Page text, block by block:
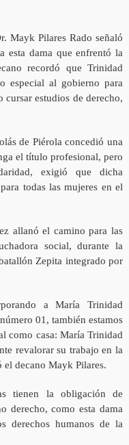
Mayk Pilares Rado señaló
esta dama que enfrentó la
recordó que Trinidad
especial al gobierno para
estudios de derecho,
de Piérola concedió una
el título profesional, pero
exigió que dicha
todas las mujeres en el
allanó el camino para las
social, durante la
Zepita integrado por
a María Trinidad
01, también estamos
como casa: María Trinidad
revalorar su trabajo en la
el decano Mayk Pilares.
tienen la obligación de
derecho, como esta dama
derechos humanos de la